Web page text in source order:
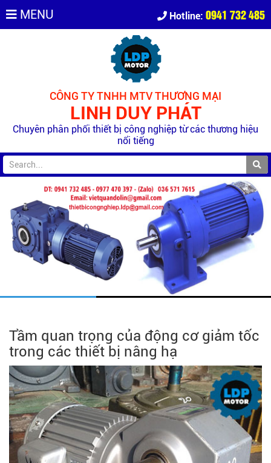
MENU Hotline: 0941 732 485
CÔNG TY TNHH MTV THƯƠNG MẠI
LINH DUY PHÁT
Chuyên phân phối thiết bị công nghiệp từ các thương hiệu
nổi tiếng
Tầm quan trọng của động cơ giảm tốc
trong các thiết bị nâng hạ